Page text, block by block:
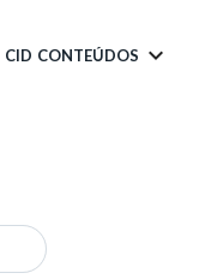
CID CONTEÚDOS